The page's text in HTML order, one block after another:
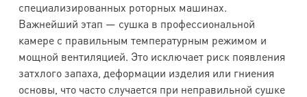
специализированных роторных машинах.
Важнейший этап — сушка в профессиональной
камере с правильным температурным режимом и
мощной вентиляцией. Это исключает риск появления
затхлого запаха, деформации изделия или гниения
основы, что часто случается при неправильной сушке